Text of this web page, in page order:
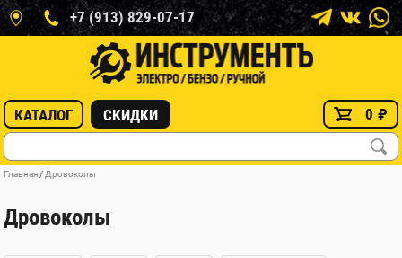
+7 (913) 829-07-17
КАТАЛОГ СКИДКИ 0 ₽
Главная / Дровоколы
Дровоколы